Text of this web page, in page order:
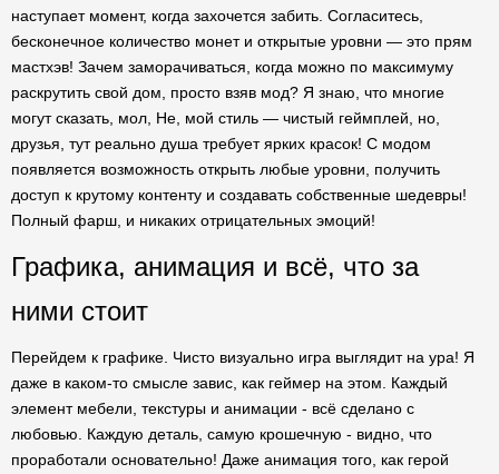
наступает момент, когда захочется забить. Согласитесь,
бесконечное количество монет и открытые уровни — это прям
мастхэв! Зачем заморачиваться, когда можно по максимуму
раскрутить свой дом, просто взяв мод? Я знаю, что многие
могут сказать, мол, Не, мой стиль — чистый геймплей, но,
друзья, тут реально душа требует ярких красок! С модом
появляется возможность открыть любые уровни, получить
доступ к крутому контенту и создавать собственные шедевры!
Полный фарш, и никаких отрицательных эмоций!
Графика, анимация и всё, что за
ними стоит
Перейдем к графике. Чисто визуально игра выглядит на ура! Я
даже в каком-то смысле завис, как геймер на этом. Каждый
элемент мебели, текстуры и анимации - всё сделано с
любовью. Каждую деталь, самую крошечную - видно, что
проработали основательно! Даже анимация того, как герой